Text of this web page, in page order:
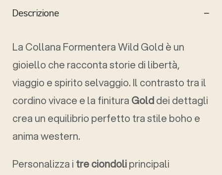
Descrizione
La Collana Formentera Wild Gold è un
gioiello che racconta storie di libertà,
viaggio e spirito selvaggio. Il contrasto tra il
cordino vivace e la finitura Golddei dettagli
crea un equilibrio perfetto tra stile boho e
anima western.
Personalizza i tre ciondoliprincipali